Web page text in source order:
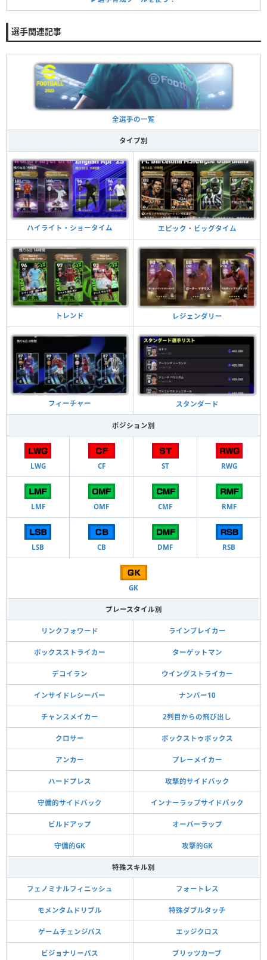
選手関連記事
全選手の一覧
タイプ別
ハイライト・ショータイム エピック・ビッグタイム
トレンド レジェンダリー
フィーチャー スタンダード
ポジション別
LWG CF ST RWG
LMF OMF CMF RMF
LSB CB DMF RSB
GK
プレースタイル別
リンクフォワード ラインブレイカー
ボックスストライカー ターゲットマン
デコイラン ウイングストライカー
インサイドレシーバー ナンバー10
チャンスメイカー 2列目からの飛び出し
クロサー ボックストゥボックス
アンカー プレーメイカー
ハードプレス 攻撃的サイドバック
守備的サイドバック インナーラップサイドバック
ビルドアップ オーバーラップ
守備的GK 攻撃的GK
特殊スキル別
フェノミナルフィニッシュ フォートレス
モメンタムドリブル 特殊ダブルタッチ
ゲームチェンジパス エッジクロス
ビジョナリーパス ブリッツカーブ